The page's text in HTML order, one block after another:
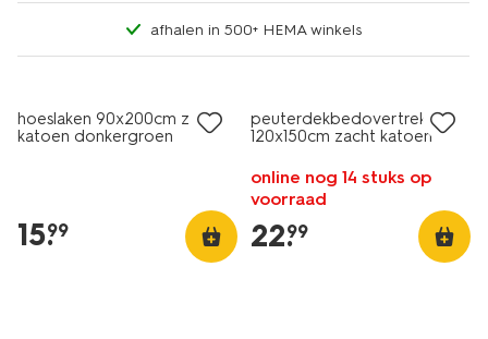
afhalen in 500+ HEMA winkels
hoeslaken 90x200cm zacht
katoen donkergroen
15.
99
peuterdekbedovertrek
120x150cm zacht katoen
online nog 14 stuks op
voorraad
22.
99